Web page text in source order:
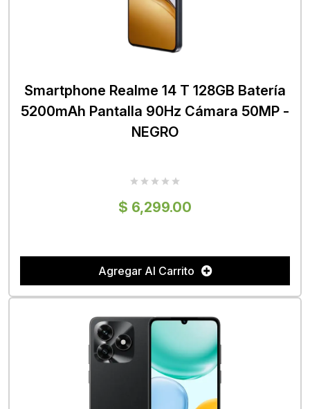
Smartphone Realme 14 T 128GB Batería
5200mAh Pantalla 90Hz Cámara 50MP -
NEGRO
$ 6,299.00
Agregar Al Carrito